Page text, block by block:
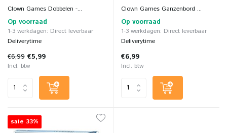
Clown Games Dobbelen -...
Op voorraad
1-3 werkdagen: Direct leverbaar
Deliverytime
€6,99 €5,99
Incl. btw
Clown Games Ganzenbord ...
Op voorraad
1-3 werkdagen: Direct leverbaar
Deliverytime
€6,99
Incl. btw
sale 33%